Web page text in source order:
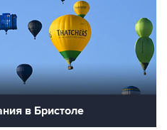
в Бристоле